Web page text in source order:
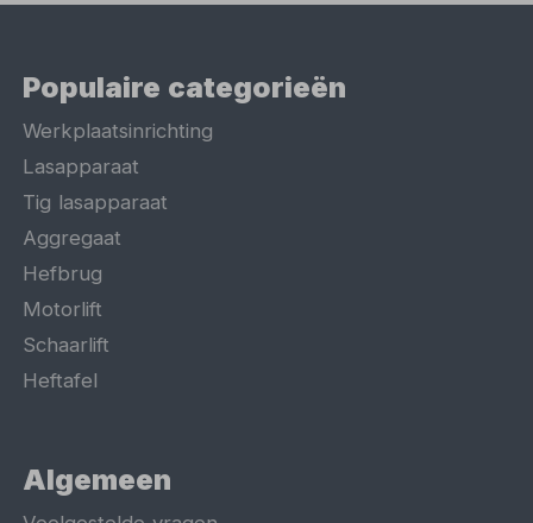
Populaire categorieën
Werkplaatsinrichting
Lasapparaat
Tig lasapparaat
Aggregaat
Hefbrug
Motorlift
Schaarlift
Heftafel
Algemeen